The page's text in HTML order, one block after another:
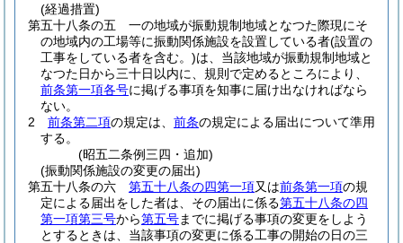
(経過措置)
第五十八条の五
一の地域が振動規制地域となつた際現にそ
の地域内の工場等に振動関係施設を設置している者(設置の
工事をしている者を含む。)は、当該地域が振動規制地域と
なつた日から三十日以内に、規則で定めるところにより、
前条第一項各号に掲げる事項を知事に届け出なければなら
ない。
2
前条第二項の規定は、 前条の規定による届出について準用
する。
(昭五二条例三四・追加)
(振動関係施設の変更の届出)
第五十八条の六
第五十八条の四第一項又は前条第一項の規
定による届出をした者は、その届出に係る第五十八条の四
第一項第三号から第五号までに掲げる事項の変更をしよう
とするときは、当該事項の変更に係る工事の開始の日の三